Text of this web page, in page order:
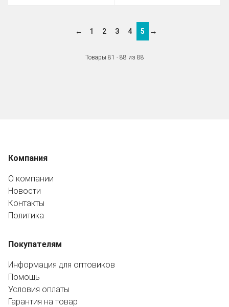
Товары 81 - 88 из 88
← 1 2 3 4 5 →
Компания
О компании
Новости
Контакты
Политика
Покупателям
Информация для оптовиков
Помощь
Условия оплаты
Гарантия на товар